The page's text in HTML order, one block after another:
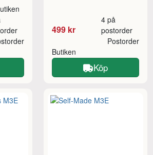
499 kr
4 på
postorder
Butiken
Postorder
Köp